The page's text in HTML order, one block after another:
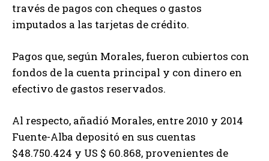
través de pagos con cheques o gastos
imputados a las tarjetas de crédito.
Pagos que, según Morales, fueron cubiertos con
fondos de la cuenta principal y con dinero en
efectivo de gastos reservados.
Al respecto, añadió Morales, entre 2010 y 2014
Fuente-Alba depositó en sus cuentas
$48.750.424 y US $ 60.868, provenientes de